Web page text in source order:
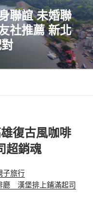
聯誼 未婚聯
社推薦 新北
復古風咖啡
超銷魂
子旅行
廳 漢堡排上鋪滿起司